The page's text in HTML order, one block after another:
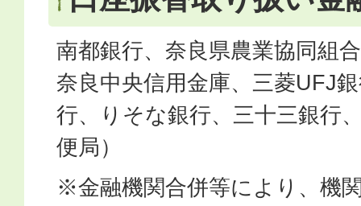
南都銀行、奈良県農業協同組
奈良中央信用金庫、三菱UFJ
行、りそな銀行、三十三銀行
便局）
※金融機関合併等により、機